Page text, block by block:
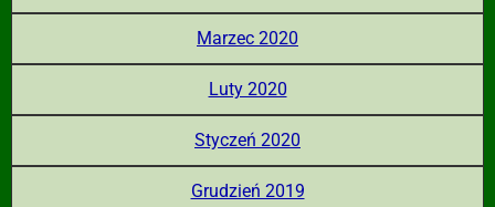
Marzec 2020
Luty 2020
Styczeń 2020
Grudzień 2019